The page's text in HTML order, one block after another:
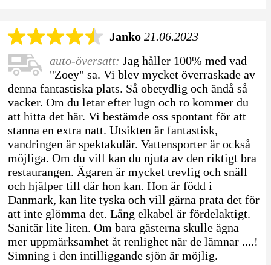
Janko 21.06.2023
auto-översatt: Jag håller 100% med vad
"Zoey" sa. Vi blev mycket överraskade av
denna fantastiska plats. Så obetydlig och ändå så
vacker. Om du letar efter lugn och ro kommer du
att hitta det här. Vi bestämde oss spontant för att
stanna en extra natt. Utsikten är fantastisk,
vandringen är spektakulär. Vattensporter är också
möjliga. Om du vill kan du njuta av den riktigt bra
restaurangen. Ägaren är mycket trevlig och snäll
och hjälper till där hon kan. Hon är född i
Danmark, kan lite tyska och vill gärna prata det för
att inte glömma det. Lång elkabel är fördelaktigt.
Sanitär lite liten. Om bara gästerna skulle ägna
mer uppmärksamhet åt renlighet när de lämnar ....!
Simning i den intilliggande sjön är möjlig.